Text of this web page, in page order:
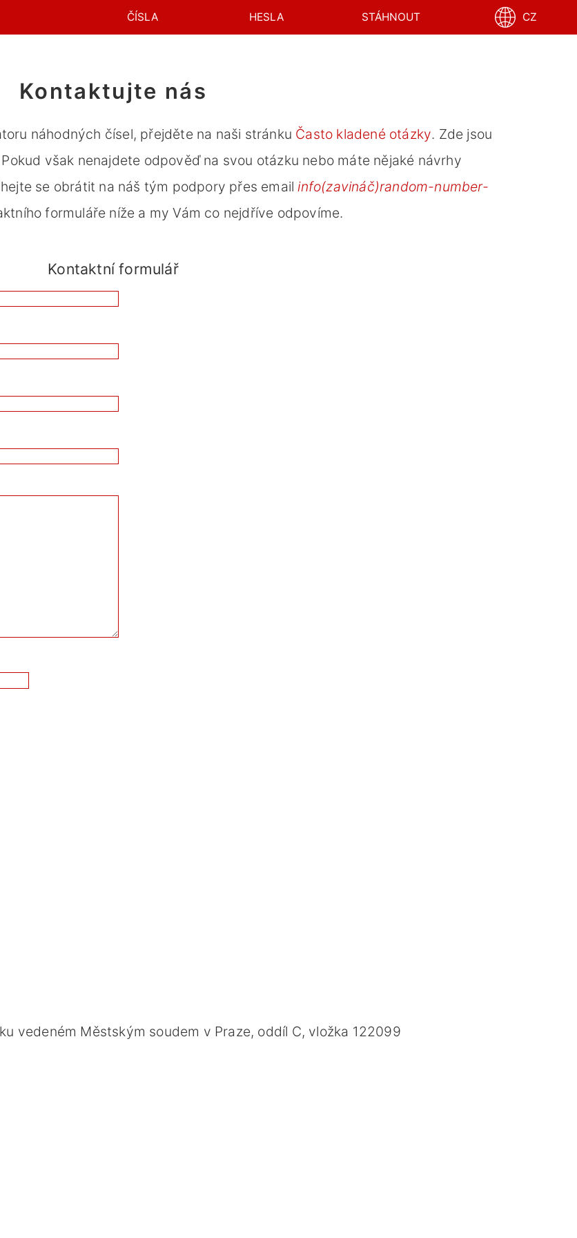
CZ
STÁHNOUT
HESLA
ČÍSLA
Kontaktujte nás
náhodných čísel, přejděte na naši stránku Často kladené otázky. Zde jsou
však nenajdete odpověď na svou otázku nebo máte nějaké návrhy
se obrátit na náš tým podpory přes emailinfo(zavináč)random-number-
formuláře níže a my Vám co nejdříve odpovíme.
Kontaktní formulář
vedeném Městským soudem v Praze, oddíl C, vložka 122099